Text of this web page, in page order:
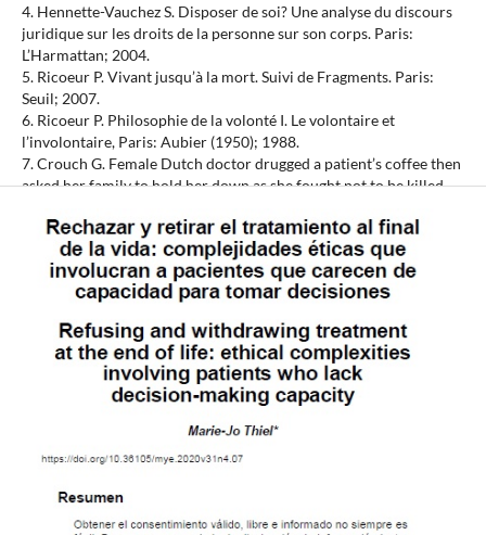
4. Hennette-Vauchez S. Disposer de soi? Une analyse du discours
juridique sur les droits de la personne sur son corps. Paris:
L’Harmattan; 2004.
5. Ricoeur P. Vivant jusqu’à la mort. Suivi de Fragments. Paris:
Seuil; 2007.
6. Ricoeur P. Philosophie de la volonté I. Le volontaire et
l’involontaire, Paris: Aubier (1950); 1988.
7. Crouch G. Female Dutch doctor drugged a patient’s coffee then
asked her family to hold her down as she fought not to be killed,
Jan 28. [Accessed 2017, Jul 10]. Available at:
http://www.dailymail.co.uk/news/article-4166098/Female-Dutch-
doctor-druggedpatient-s-coffee.html»\l«ixzz4mSevx78w
8. Thiel MJ. Introduction. In Thiel MJ, editor. Entre Malheur et
PUS, 2006; 5-20.
9. Kress JJ. Éthique en psychiatrie: information, consentement,
décision. In Marie-Jo Thiel, editor. Où va la médecine? Sens des
représentations et pratiques médicales. Strasbourg: PUS; 2003;
psychothérapie. Ann Psychiatr. 1998; 13(2): 85-90.
11. Thiel MJ. Personal Capacity to Anticipate Future Illness and